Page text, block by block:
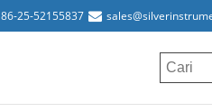
86-25-52155837